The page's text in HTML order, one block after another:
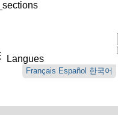
Langues
Français Español 한국어